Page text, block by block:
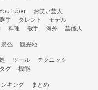
YouTuber
お笑い芸人
手 タレント
モデル
料理 歌手 海外
芸能人
景色
観光地
ツール
テクニック
グ
機能
ンキング まとめ